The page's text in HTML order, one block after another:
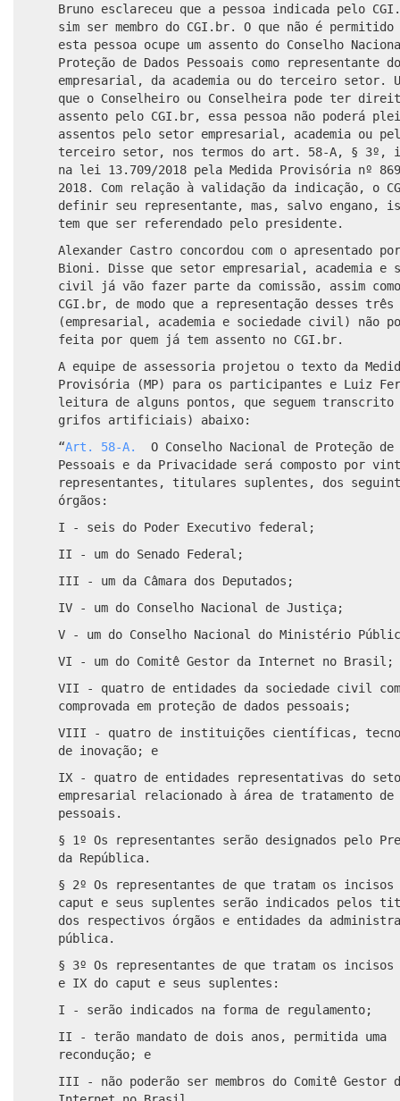
Bruno esclareceu que a pessoa indicada pelo
sim ser membro do CGI.br. O que não é permitido
esta pessoa ocupe um assento do Conselho
Proteção de Dados Pessoais como representante
empresarial, da academia ou do terceiro setor.
que o Conselheiro ou Conselheira pode ter
assento pelo CGI.br, essa pessoa não poderá
assentos pelo setor empresarial, academia ou
terceiro setor, nos termos do art. 58-A, § 3º,
na lei 13.709/2018 pela Medida Provisória nº
2018. Com relação à validação da indicação, o
definir seu representante, mas, salvo engano,
tem que ser referendado pelo presidente.
Alexander Castro concordou com o apresentado
Bioni. Disse que setor empresarial, academia e
civil já vão fazer parte da comissão, assim
CGI.br, de modo que a representação desses
(empresarial, academia e sociedade civil) não
feita por quem já tem assento no CGI.br.
A equipe de assessoria projetou o texto da
Provisória (MP) para os participantes e Luiz
leitura de alguns pontos, que seguem transcrito
grifos artificiais) abaixo:
“Art. 58-A.
O Conselho Nacional de Proteção de
Pessoais e da Privacidade será composto por
representantes, titulares suplentes, dos
órgãos:
I - seis do Poder Executivo federal;
II - um do Senado Federal;
III - um da Câmara dos Deputados;
IV - um do Conselho Nacional de Justiça;
V - um do Conselho Nacional do Ministério
VI - um do Comitê Gestor da Internet no Brasil;
VII - quatro de entidades da sociedade civil
comprovada em proteção de dados pessoais;
VIII - quatro de instituições científicas,
de inovação; e
IX - quatro de entidades representativas do
empresarial relacionado à área de tratamento de
pessoais.
§ 1º Os representantes serão designados pelo
da República.
§ 2º Os representantes de que tratam os
caput e seus suplentes serão indicados pelos
dos respectivos órgãos e entidades da
pública.
§ 3º Os representantes de que tratam os
e IX do caput e seus suplentes:
I - serão indicados na forma de regulamento;
II - terão mandato de dois anos, permitida uma
recondução; e
III - não poderão ser membros do Comitê Gestor